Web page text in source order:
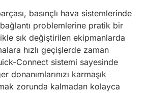
basınçlı hava sistemlerinde
bağlantı problemlerine pratik bir
sık değiştirilen ekipmanlarda
hızlı geçişlerde zaman
Connect sistemi sayesinde
donanımlarınızı karmaşık
zorunda kalmadan kolayca